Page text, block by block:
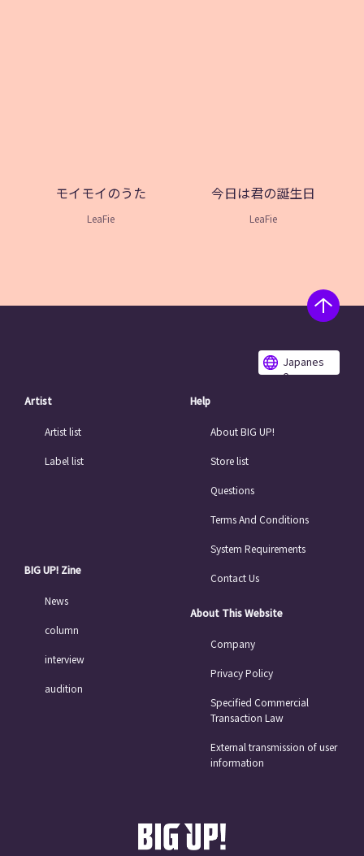
モイモイのうた
LeaFie
今日は君の誕生日
LeaFie
Japanes
e
Artist
Artist list
Label list
BIG UP! Zine
News
column
interview
audition
Help
About BIG UP!
Store list
Questions
Terms And Conditions
System Requirements
Contact Us
About This Website
Company
Privacy Policy
Specified Commercial
Transaction Law
External transmission of user
information